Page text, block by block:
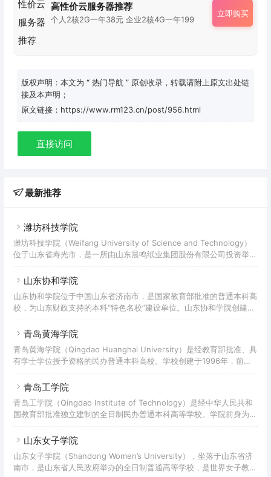
高性价云服务器推荐
个人2核2G一年38元 企业2核4G一年199
立即购买
版权声明：本文为 “ 热门导航 ” 原创收录，转载请附上原文出处链
接及本声明；
原文链接：https://www.rm123.cn/post/956.html
直接访问
最新推荐
潍坊科技学院
潍坊科技学院（Weifang University of Science and Technology）
位于山东省寿光市，是一所由山东晨鸣纸业集团股份有限公司投资举
高校，是潍坊国家职业教育创新发展试验区试点院校、定向培养直招士
1984年的寿光县成人中等专业学校，先后有寿光师范学校、寿光市教
师进修学校、潍坊广播电视大学寿光分校、齐鲁经济学院等多所学校合
山东协和学院
山东协和学院位于中国山东省济南市，是国家教育部批准的普通本科高
校，为山东财政支持的本科“特色名校”建设单位。山东协和学院创建于
批准，筹建济南协和职业技术学院。2004年经山东省人民政府批准，
改建为山东协和职业技术学院。2005年顺利通过国家教育部、卫生部
医学专业教育评估，2008年以“优秀”成绩通过教育部高校人才培养工
作水平评估，2011年经教育部批准升格为普通本科高校，2014年被山
青岛黄海学院
青岛黄海学院（Qingdao Huanghai University）是经教育部批准、具
有学士学位授予资格的民办普通本科高校。学校创建于1996年，前身
为普通高等专科学校；2011年经教育部批准升格为普通本科高校。据
方米，教学科研仪器设备总值1.46亿余元；馆藏图书295万余册，中外
文期刊830种；有教职工1726人，全日制在校生27000余人；设有10
青岛工学院
青岛工学院（Qingdao Institute of Technology）是经中华人民共和
国教育部批准独立建制的全日制民办普通本科高等学校。学院前身为
生产建设兵团下属的青岛伊力特德泰科教投资管理有限公司投资举办的
本科高校，更名为青岛工学院。截至2021年9月，学校占地面积
1046.29亩，建筑面积28.1万平方米；教学、科研设备总价值为
山东女子学院
山东女子学院（Shandong Women’s University），坐落于山东省济
南市，是山东省人民政府举办的全日制普通高等学校，是世界女子教育